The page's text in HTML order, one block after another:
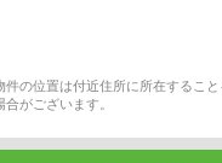
の位置は付近住所に所在するこ
がございます。